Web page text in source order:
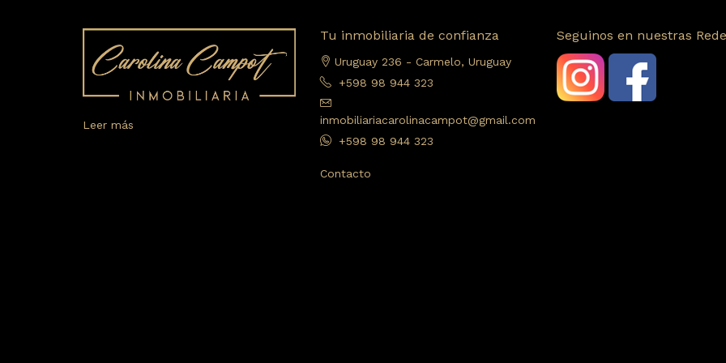
Leer más
Tu inmobiliaria de confianza
Uruguay 236 - Carmelo, Uruguay
+598 98 944 323
inmobiliariacarolinacampot@gmail.com
+598 98 944 323
Contacto
Seguinos en nuestras